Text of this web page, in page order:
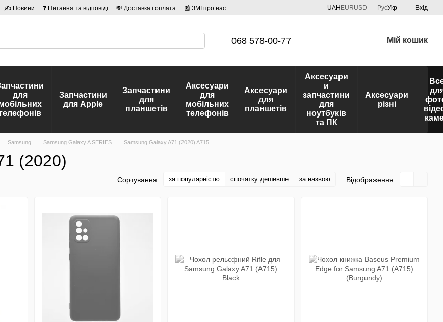
✍ Новини ❓ Питання та відповіді 💸 Доставка і оплата
📰 ЗМІ про нас
UAH EURUSD РусУкр Вхід
068 578-00-77 Мій кошик
для
Запчастини
для Apple
Запчастини
для
планшетів
Аксесуари
для
мобільних
телефонів
Аксесуари
для
планшетів
Аксесуари
и
запчастини
для
ноутбуків
та ПК
Аксесуари
різні
Samsung Samsung Galaxy A SERIES Samsung Galaxy A71 (2020) A715
(2020)
Сортування: за популярністю спочатку дешевше за назвою Відображення: